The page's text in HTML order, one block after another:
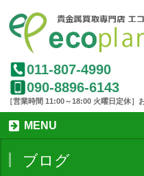
011-807-4990
090-8896-6143
MENU
ブログ